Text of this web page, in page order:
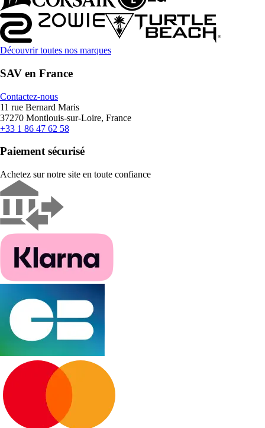
Découvrir toutes nos marques
SAV en France
Contactez-nous
11 rue Bernard Maris
37270 Montlouis-sur-Loire, France
+33 1 86 47 62 58
Paiement sécurisé
Achetez sur notre site en toute confiance